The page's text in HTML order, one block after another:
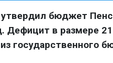
бюджет
Дефицит в размере
государственного